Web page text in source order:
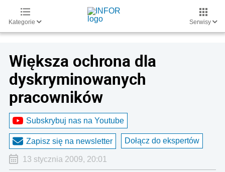
Kategorie Serwisy
Większa ochrona dla
dyskryminowanych
pracowników
Subskrybuj nas na Youtube
Zapisz się na newsletter Dołącz do ekspertów
13 stycznia 2009, 20:01